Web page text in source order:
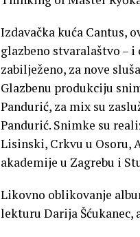
Izdavačka kuća Cantus,
glazbeno stvaralaštvo –
zabilježeno, za nove
Glazbenu produkciju
Pandurić, za mix su
Pandurić. Snimke su
Lisinski, Crkvu u Osoru,
akademije u Zagrebu i
Likovno oblikovanje
lekturu Darija Šćukanec,